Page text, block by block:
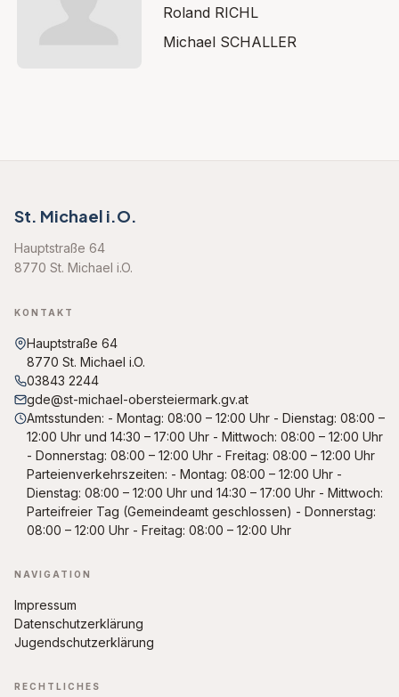
Roland RICHL
Michael SCHALLER
St. Michael i.O.
Hauptstraße 64
8770 St. Michael i.O.
KONTAKT
Hauptstraße 64
8770 St. Michael i.O.
03843 2244
gde@st-michael-obersteiermark.gv.at
Amtsstunden: - Montag: 08:00 – 12:00 Uhr - Dienstag: 08:00 –
12:00 Uhr und 14:30 – 17:00 Uhr - Mittwoch: 08:00 – 12:00 Uhr
- Donnerstag: 08:00 – 12:00 Uhr - Freitag: 08:00 – 12:00 Uhr
Parteienverkehrszeiten: - Montag: 08:00 – 12:00 Uhr -
Dienstag: 08:00 – 12:00 Uhr und 14:30 – 17:00 Uhr - Mittwoch:
Parteifreier Tag (Gemeindeamt geschlossen) - Donnerstag:
08:00 – 12:00 Uhr - Freitag: 08:00 – 12:00 Uhr
NAVIGATION
Impressum
Datenschutzerklärung
Jugendschutzerklärung
RECHTLICHES